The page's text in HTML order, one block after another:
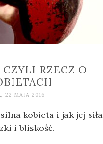
CZYLI RZECZ O
, 22 MAJA 2016
kobieta i jak jej siła
i bliskość.